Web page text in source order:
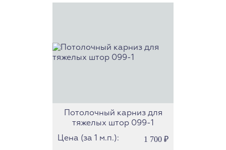
Потолочный карниз для
тяжелых штор 099-1
Цена (за 1 м.п.):
1 700 ₽